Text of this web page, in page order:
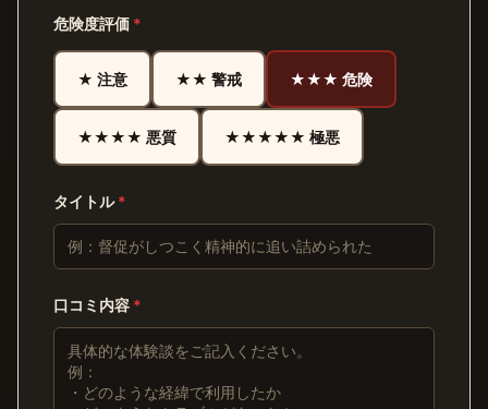
危険度評価 *
★ 注意 ★★ 警戒 ★★★ 危険
★★★★ 悪質 ★★★★★ 極悪
タイトル*
口コミ内容 *